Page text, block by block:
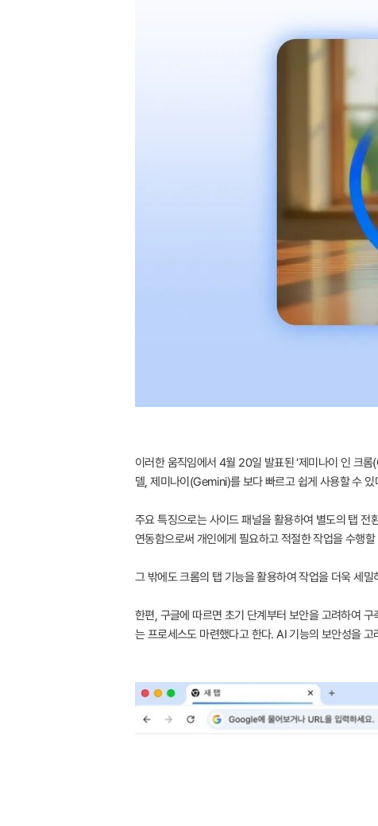
이러한 움직임에서 4월 20일 발표된 '제미나이 인 크
델, 제미나이(Gemini)를 보다 빠르고 쉽게 사용할 수
주요 특징으로는 사이드 패널을 활용하여 별도의 탭
연동함으로써 개인에게 필요하고 적절한 작업을 수행
그 밖에도 크롬의 탭 기능을 활용하여 작업을 더욱 세
한편, 구글에 따르면 초기 단계부터 보안을 고려하여
는 프로세스도 마련했다고 한다. AI 기능의 보안성을